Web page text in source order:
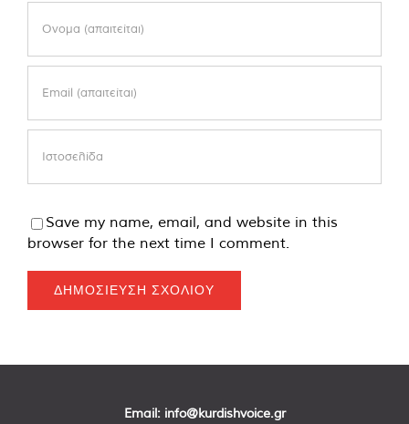
Save my name, email, and website in this
browser for the next time I comment.
Email: info@kurdishvoice.gr